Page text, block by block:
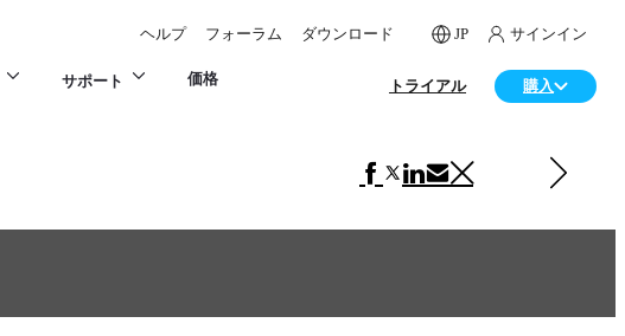
ヘルプ フォーラム ダウンロード JP サインイン
サポート 価格 トライアル 購入
Headphones